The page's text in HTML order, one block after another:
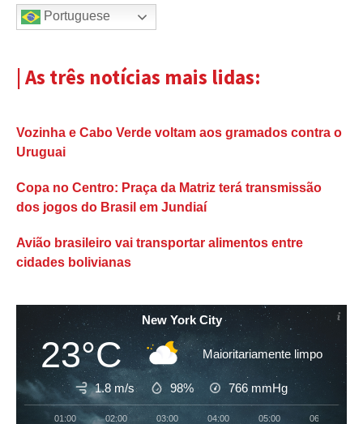
Portuguese
| As três notícias mais lidas:
Vozinha e Cabo Verde voltam aos gramados contra o
Uruguai
Copa no Centro: Praça da Matriz terá transmissão
dos jogos do Brasil em Jundiaí
Avião brasileiro vai transportar alimentos entre
cidades bolivianas
New York City
23°C Maioritariamente limpo
1.8 m/s 98% 766 mmHg
01:00 02:00 03:00 04:00 05:00 06:00